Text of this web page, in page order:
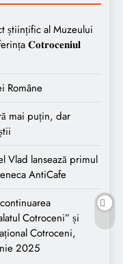
științific al Muzeului
𝐂𝐨𝐭𝐫𝐨𝐜𝐞𝐧𝐢𝐮𝐥
Române
mai puțin, dar
Vlad lansează primul
AntiCafe
Cotroceni” și
Cotroceni,
2025